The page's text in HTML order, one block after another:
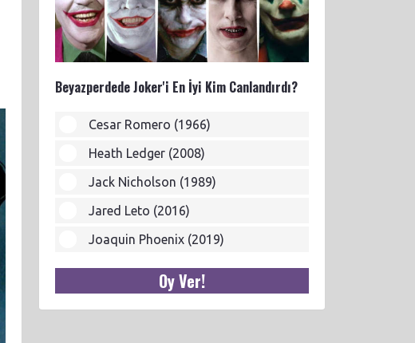
Beyazperdede Joker'i En İyi Kim Canlandırdı?
Cesar Romero (1966)
Heath Ledger (2008)
Jack Nicholson (1989)
Jared Leto (2016)
Joaquin Phoenix (2019)
Oy Ver!